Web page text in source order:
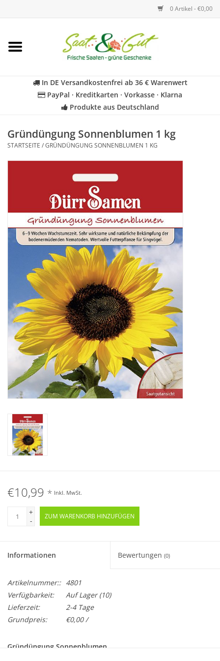
0 Artikel - €0,00
Startseite
Kräuter
Geschenkideen
Katalog
In DE Versandkostenfrei ab 36 € Warenwert
PayPal · Kreditkarten · Vorkasse · Klarna
Produkte aus Deutschland
Gründüngung Sonnenblumen 1 kg
STARTSEITE /GRÜNDÜNGUNG SONNENBLUMEN 1 KG
€10,99 * Inkl. MwSt.
+
-
ZUM WARENKORB HINZUFÜGEN
Informationen Bewertungen (0)
Artikelnummer:: 4801
Verfügbarkeit:
Auf Lager(10)
Lieferzeit:
2-4 Tage
Grundpreis:
€0,00 /
Gründüngung Sonnenblumen